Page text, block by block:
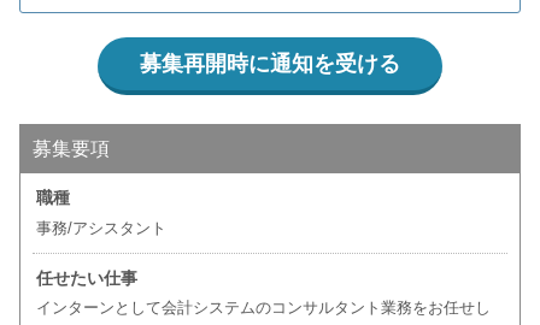
募集再開時に通知を受ける
募集要項
職種
事務/アシスタント
任せたい仕事
インターンとして会計システムのコンサルタント業務をお任せし